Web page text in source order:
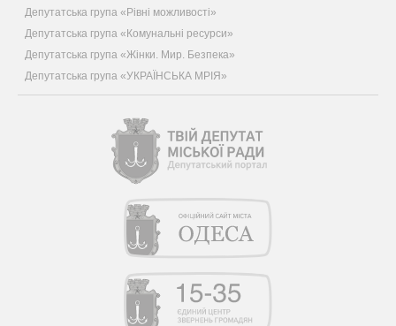
Депутатська група «Рівні можливості»
Депутатська група «Комунальні ресурси»
Депутатська група «Жінки. Мир. Безпека»
Депутатська група «УКРАЇНСЬКА МРІЯ»